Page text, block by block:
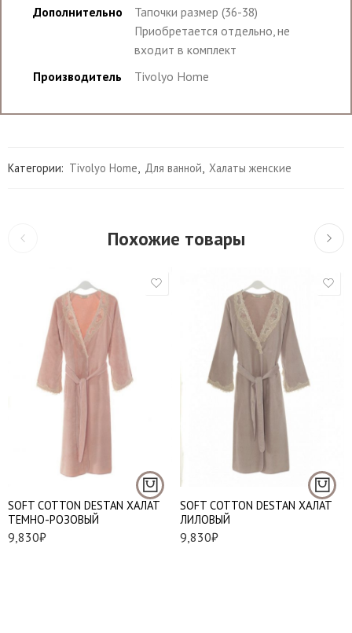
Дополнительно
Тапочки размер (36-38)
Приобретается отдельно, не
входит в комплект
Производитель
Tivolyo Home
Категории: Tivolyo Home, Для ванной, Халаты женские
Похожие товары
SOFT COTTON DESTAN ХАЛАТ
ТЕМНО-РОЗОВЫЙ
9,830₽
S
SOFT COTTON DESTAN ХАЛАТ
ЛИЛОВЫЙ
9,830₽
S